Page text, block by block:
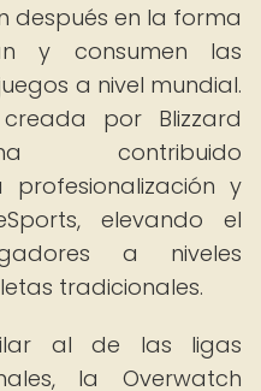
después en la forma
y consumen las
a nivel mundial.
por Blizzard
contribuido
y
elevando el
a niveles
tradicionales.
al de las ligas
la Overwatch